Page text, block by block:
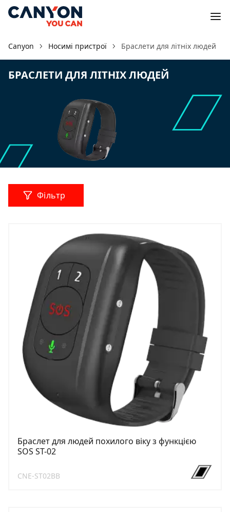
Canyon Носимі пристрої Браслети для літніх людей
БРАСЛЕТИ ДЛЯ ЛІТНІХ ЛЮДЕЙ
Фільтр
Браслет для людей похилого віку з функцією
SOS ST-02
CNE-ST02BB